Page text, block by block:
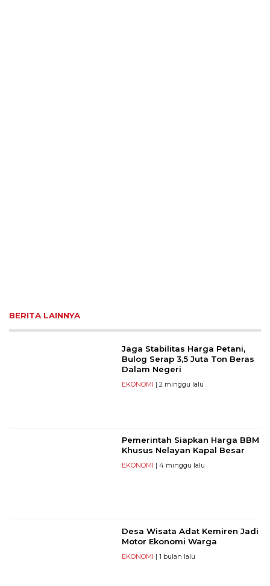
BERITA LAINNYA
Jaga Stabilitas Harga Petani,
Bulog Serap 3,5 Juta Ton Beras
Dalam Negeri
EKONOMI | 2 minggu lalu
Pemerintah Siapkan Harga BBM
Khusus Nelayan Kapal Besar
EKONOMI | 4 minggu lalu
Desa Wisata Adat Kemiren Jadi
Motor Ekonomi Warga
EKONOMI | 1 bulan lalu